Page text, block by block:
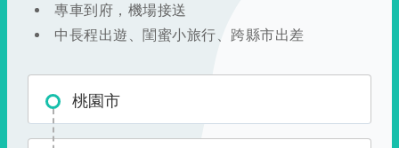
專車到府，機場接送
中長程出遊、閨蜜小旅行、跨縣市出差
桃園市